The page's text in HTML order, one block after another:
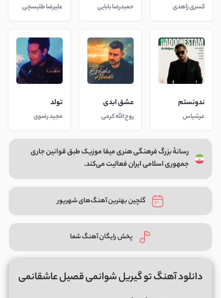
کسری زاهدی حمیدرضا بابایی علیرضا طلیسچی
ندونستم
عرشیاس
عشق ابدی
روح الله کرمی
تولد
مجید رضوی
رسانهٔ بزرگ فرهنگی هنری میفا موزیک طبق قوانین جاری
جمهوری اسلامی ایران فعالیت می‌کند.
گلچین بهترین آهنگ‌های شهریور
پخش رایگان آهنگ شما
دانلود آهنگ تو گیریل شوانمی قصیل عاشقانمی